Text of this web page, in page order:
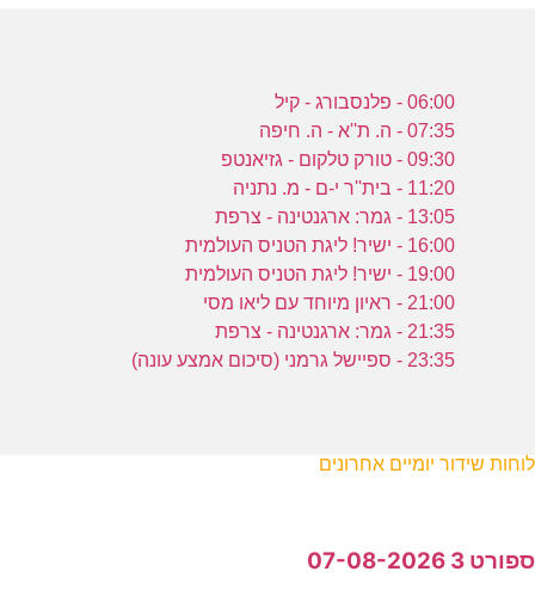
06:00 - פלנסבורג - קיל
07:35 - ה. ת''א - ה. חיפה
09:30 - טורק טלקום - גזיאנטפ
11:20 - בית''ר י-ם - מ. נתניה
13:05 - גמר: ארגנטינה - צרפת
16:00 - ישיר! ליגת הטניס העולמית
19:00 - ישיר! ליגת הטניס העולמית
21:00 - ראיון מיוחד עם ליאו מסי
21:35 - גמר: ארגנטינה - צרפת
23:35 - ספיישל גרמני (סיכום אמצע עונה)
לוחות שידור יומיים אחרונים
ספורט 3 07-08-2026